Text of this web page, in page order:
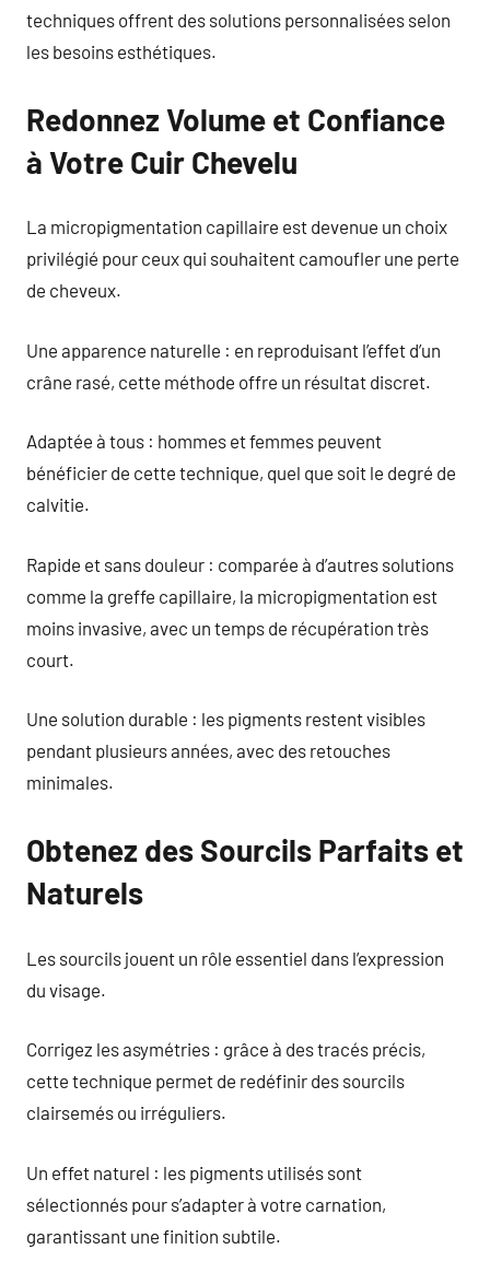
techniques offrent des solutions personnalisées selon
les besoins esthétiques.
Redonnez Volume et Confiance
à Votre Cuir Chevelu
La micropigmentation capillaire est devenue un choix
privilégié pour ceux qui souhaitent camoufler une perte
de cheveux.
Une apparence naturelle : en reproduisant l’effet d’un
crâne rasé, cette méthode offre un résultat discret.
Adaptée à tous : hommes et femmes peuvent
bénéficier de cette technique, quel que soit le degré de
calvitie.
Rapide et sans douleur : comparée à d’autres solutions
comme la greffe capillaire, la micropigmentation est
moins invasive, avec un temps de récupération très
court.
Une solution durable : les pigments restent visibles
pendant plusieurs années, avec des retouches
minimales.
Obtenez des Sourcils Parfaits et
Naturels
Les sourcils jouent un rôle essentiel dans l’expression
du visage.
Corrigez les asymétries : grâce à des tracés précis,
cette technique permet de redéfinir des sourcils
clairsemés ou irréguliers.
Un effet naturel : les pigments utilisés sont
sélectionnés pour s’adapter à votre carnation,
garantissant une finition subtile.